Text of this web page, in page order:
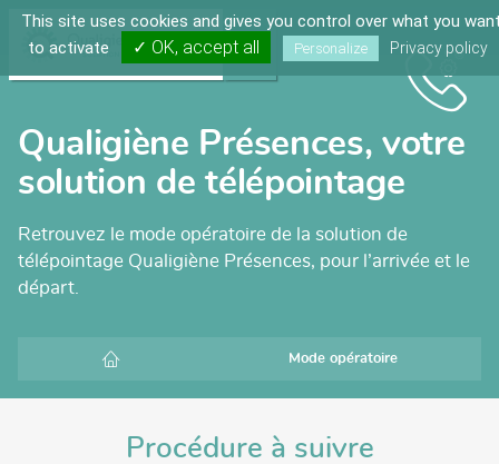
Qualigiène
Solution
télépointage
Aller
l'accueil
menu
principal
Aller
au
principal
Aller
au
pied
Afficher
Mode opératoire
Qualigiène Présences, votre
solution de télépointage
Retrouvez le mode opératoire de la solution de
télépointage Qualigiène Présences, pour l’arrivée et le
départ.
Procédure à suivre
This site uses cookies and gives you control over what you
to activate
✓ OK, accept all Personalize Privacy policy